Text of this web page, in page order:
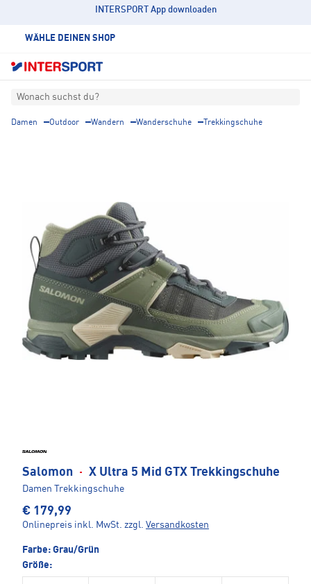
INTERSPORT App downloaden
WÄHLE DEINEN SHOP
Wonach suchst du?
Damen Outdoor Wandern Wanderschuhe Trekkingschuhe
Salomon · X Ultra 5 Mid GTX Trekkingschuhe
Damen Trekkingschuhe
€ 179,99
Onlinepreis inkl. MwSt. zzgl. Versandkosten
Farbe: Grau/Grün
Größe: